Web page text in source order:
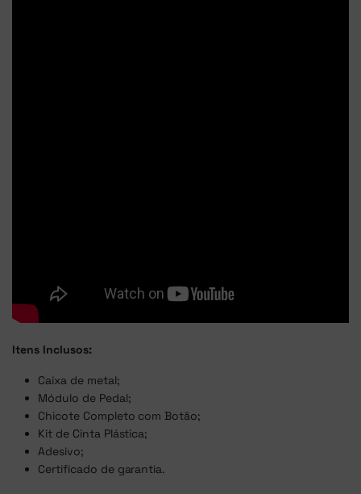
Itens Inclusos:
Caixa de metal;
Módulo de Pedal;
Chicote Completo com Botão;
Kit de Cinta Plástica;
Adesivo;
Certificado de garantia.